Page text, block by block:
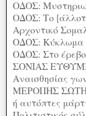
ΟΔΟΣ:
ΟΔΟΣ: Το
Αρχοντικό
ΟΔΟΣ: Κύκλωμα
ΟΔΟΣ: Στο
ΣΟΝΙΑΣ
Αναισθησίας
ΜΕΡΟΠΗΣ
ή αυτόπτες